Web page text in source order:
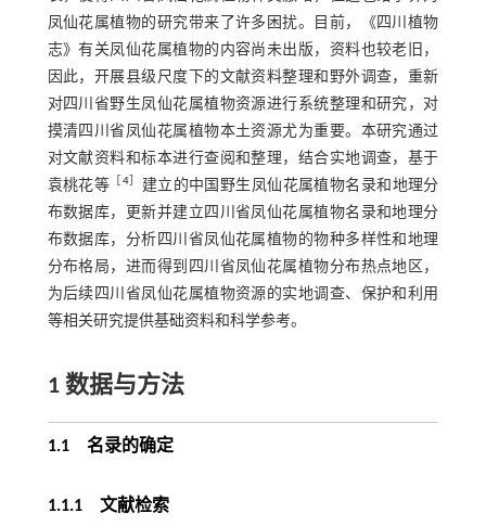
凤仙花属植物的研究带来了许多困扰。目前，《四川植物
志》有关凤仙花属植物的内容尚未出版，资料也较老旧，
因此，开展县级尺度下的文献资料整理和野外调查，重新
对四川省野生凤仙花属植物资源进行系统整理和研究，对
摸清四川省凤仙花属植物本土资源尤为重要。本研究通过
对文献资料和标本进行查阅和整理，结合实地调查，基于
袁桃花等
4］
建立的中国野生凤仙花属植物名录和地理分
布数据库，更新并建立四川省凤仙花属植物名录和地理分
布数据库，分析四川省凤仙花属植物的物种多样性和地理
分布格局，进而得到四川省凤仙花属植物分布热点地区，
为后续四川省凤仙花属植物资源的实地调查、保护和利用
等相关研究提供基础资料和科学参考。
1数据与方法
1.1名录的确定
1.1.1 文献检索